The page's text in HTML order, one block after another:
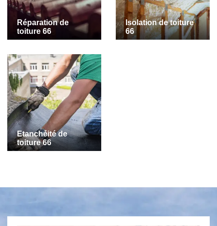
Réparation de
toiture 66
Isolation de toiture
66
Etanchéité de
toiture 66